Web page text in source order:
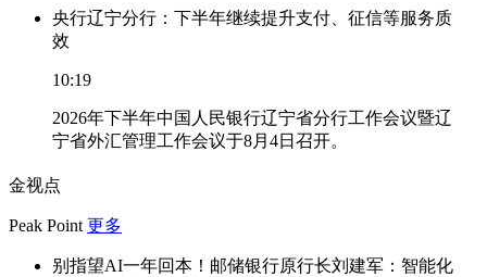
央行辽宁分行：下半年继续提升支付、征信等服务质
效
10:19
2026年下半年中国人民银行辽宁省分行工作会议暨辽
宁省外汇管理工作会议于8月4日召开。
金视点
Peak Point 更多
别指望AI一年回本！邮储银行原行长刘建军：智能化